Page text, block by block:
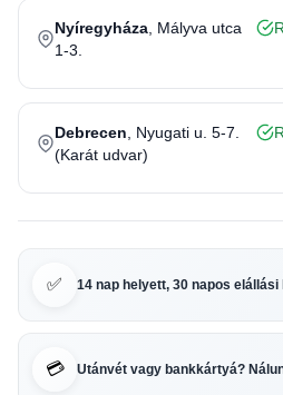
Nyíregyháza , Mályva utca
1-3.
Debrecen , Nyugati u. 5-7.
(Karát udvar)
✅ 14 nap helyett, 30 napos elállási
💳 Utánvét vagy bankkártyá?